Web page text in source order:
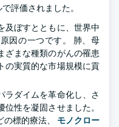
評価されました。
及ぼすとともに、世界中
因の一つです。 肺、母
ざまな種類のがんの罹患
の実質的な市場規模に貢
ラダイムを革命化し、さ
性を凝固させました。
標的療法、 モノクロー